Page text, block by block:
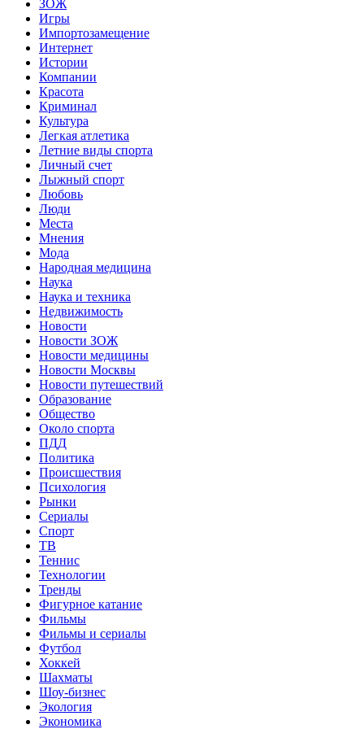
ЗОЖ
Игры
Импортозамещение
Интернет
Истории
Компании
Красота
Криминал
Культура
Легкая атлетика
Летние виды спорта
Личный счет
Лыжный спорт
Любовь
Люди
Места
Мнения
Мода
Народная медицина
Наука
Наука и техника
Недвижимость
Новости
Новости ЗОЖ
Новости медицины
Новости Москвы
Новости путешествий
Образование
Общество
Около спорта
ПДД
Политика
Происшествия
Психология
Рынки
Сериалы
Спорт
ТВ
Теннис
Технологии
Тренды
Фигурное катание
Фильмы
Фильмы и сериалы
Футбол
Хоккей
Шахматы
Шоу-бизнес
Экология
Экономика